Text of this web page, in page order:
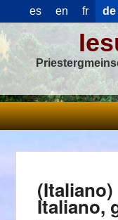
es en fr de
Italiano,